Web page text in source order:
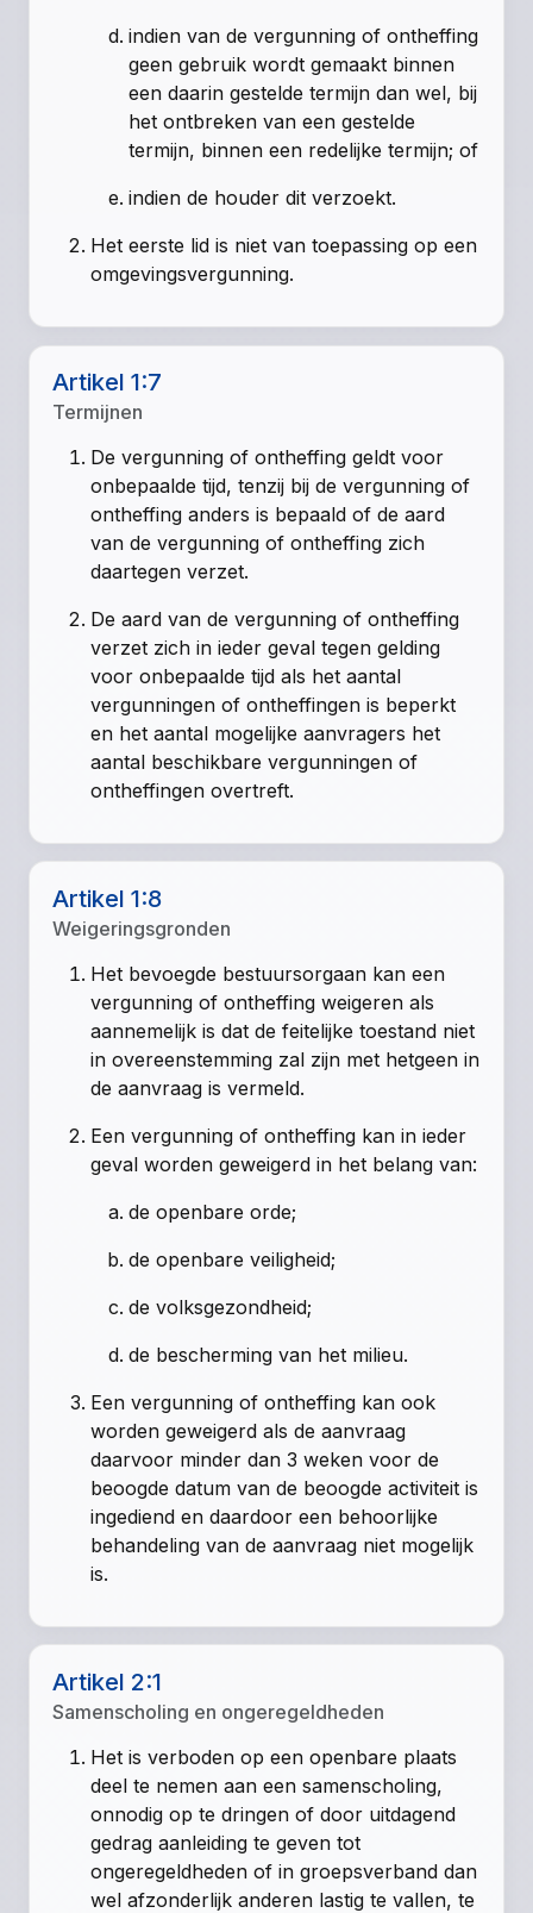
indien van de vergunning of ontheffing
geen gebruik wordt gemaakt binnen
een daarin gestelde termijn dan wel, bij
het ontbreken van een gestelde
termijn, binnen een redelijke termijn; of
indien de houder dit verzoekt.
Het eerste lid is niet van toepassing op een
omgevingsvergunning.
Artikel 1:7
Termijnen
De vergunning of ontheffing geldt voor
onbepaalde tijd, tenzij bij de vergunning of
ontheffing anders is bepaald of de aard
van de vergunning of ontheffing zich
daartegen verzet.
De aard van de vergunning of ontheffing
verzet zich in ieder geval tegen gelding
voor onbepaalde tijd als het aantal
vergunningen of ontheffingen is beperkt
en het aantal mogelijke aanvragers het
aantal beschikbare vergunningen of
ontheffingen overtreft.
Artikel 1:8
Weigeringsgronden
Het bevoegde bestuursorgaan kan een
vergunning of ontheffing weigeren als
aannemelijk is dat de feitelijke toestand niet
in overeenstemming zal zijn met hetgeen in
de aanvraag is vermeld.
Een vergunning of ontheffing kan in ieder
geval worden geweigerd in het belang van:
de openbare orde;
de openbare veiligheid;
de volksgezondheid;
de bescherming van het milieu.
Een vergunning of ontheffing kan ook
worden geweigerd als de aanvraag
daarvoor minder dan 3 weken voor de
beoogde datum van de beoogde activiteit is
ingediend en daardoor een behoorlijke
behandeling van de aanvraag niet mogelijk
is.
Artikel 2:1
Samenscholing en ongeregeldheden
Het is verboden op een openbare plaats
deel te nemen aan een samenscholing,
onnodig op te dringen of door uitdagend
gedrag aanleiding te geven tot
ongeregeldheden of in groepsverband dan
wel afzonderlijk anderen lastig te vallen, te